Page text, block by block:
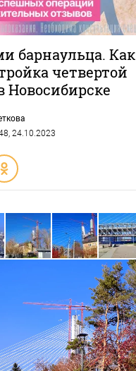
барнаульца. Как
четвертой
Новосибирске
24.10.2023